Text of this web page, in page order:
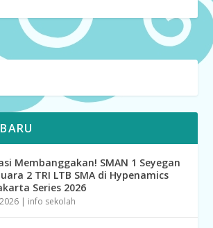
Membanggakan! SMAN 1 Seyegan
2 TRI LTB SMA di Hypenamics
Series 2026
| info sekolah